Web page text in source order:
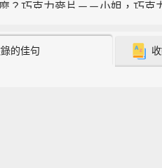
？巧克力麥片－－小姐，巧克
Mm-mm, girl, lies
的佳句